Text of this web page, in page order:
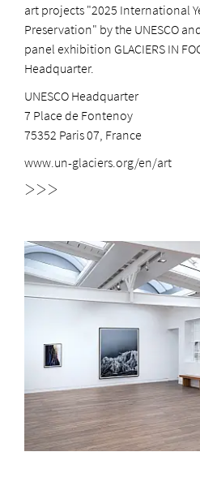
art projects "2025 International
Preservation" by the UNESCO
panel exhibition GLACIERS IN
Headquarter.
UNESCO Headquarter
7 Place de Fontenoy
75352 Paris 07, France
www.un-glaciers.org/en/art
>>>